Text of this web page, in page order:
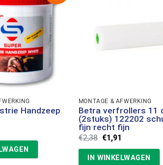
Handzeep
MONTAGE & AFWERKING
Betra verfrollers 11
(2stuks) 122202
fijn recht fijn
€2,38 Oorspronkelijke
prijs
€2,38.
€1,91
€1,91.
IN WINKELWAGEN